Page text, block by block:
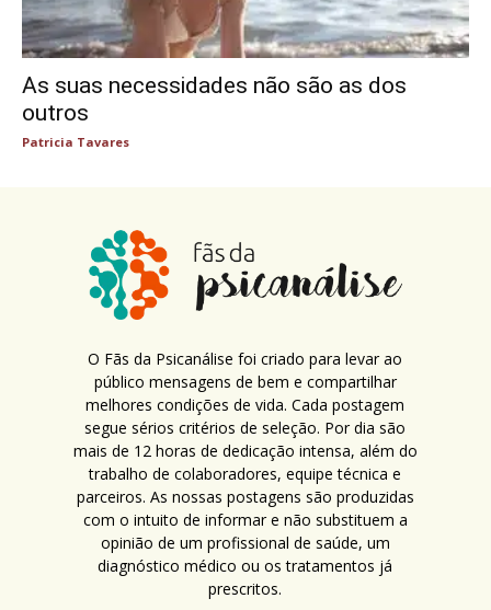
As suas necessidades não são as dos
outros
Patricia Tavares
O Fãs da Psicanálise foi criado para levar ao
público mensagens de bem e compartilhar
melhores condições de vida. Cada postagem
segue sérios critérios de seleção. Por dia são
mais de 12 horas de dedicação intensa, além do
trabalho de colaboradores, equipe técnica e
parceiros. As nossas postagens são produzidas
com o intuito de informar e não substituem a
opinião de um profissional de saúde, um
diagnóstico médico ou os tratamentos já
prescritos.